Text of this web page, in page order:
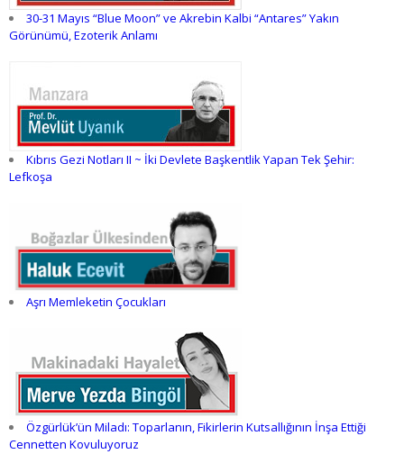
30-31 Mayıs “Blue Moon” ve Akrebin Kalbi “Antares” Yakın
Görünümü, Ezoterik Anlamı
Kıbrıs Gezi Notları II ~ İki Devlete Başkentlik Yapan Tek Şehir:
Lefkoşa
Aşrı Memleketin Çocukları
Özgürlük’ün Miladı: Toparlanın, Fikirlerin Kutsallığının İnşa Ettiği
Cennetten Kovuluyoruz